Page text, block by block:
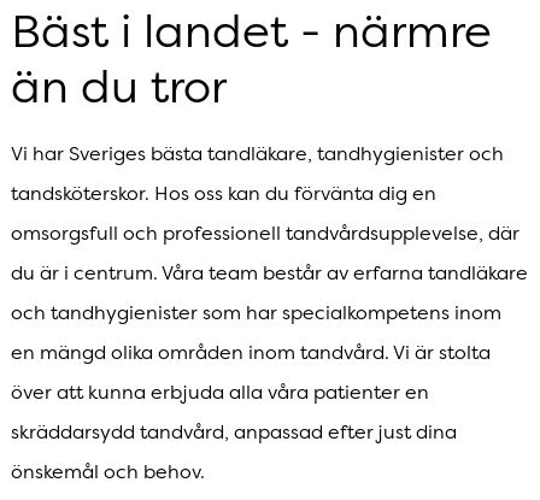
Bäst i landet - närmre
än du tror
Vi har Sveriges bästa tandläkare, tandhygienister och
tandsköterskor. Hos oss kan du förvänta dig en
omsorgsfull och professionell tandvårdsupplevelse, där
du är i centrum. Våra team består av erfarna tandläkare
och tandhygienister som har specialkompetens inom
en mängd olika områden inom tandvård. Vi är stolta
över att kunna erbjuda alla våra patienter en
skräddarsydd tandvård, anpassad efter just dina
önskemål och behov.